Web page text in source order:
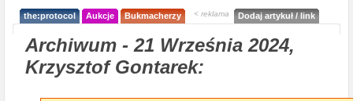
the:protocol Aukcje Bukmacherzy < reklama Dodaj artykuł / link
Archiwum - 21 Września 2024,
Krzysztof Gontarek: